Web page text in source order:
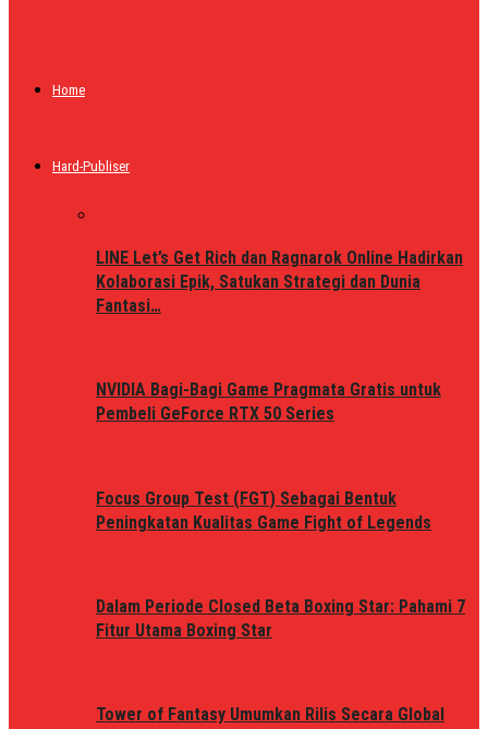
Home
Hard-Publiser
LINE Let’s Get Rich dan Ragnarok Online Hadirkan
Kolaborasi Epik, Satukan Strategi dan Dunia
Fantasi…
NVIDIA Bagi-Bagi Game Pragmata Gratis untuk
Pembeli GeForce RTX 50 Series
Focus Group Test (FGT) Sebagai Bentuk
Peningkatan Kualitas Game Fight of Legends
Dalam Periode Closed Beta Boxing Star: Pahami 7
Fitur Utama Boxing Star
Tower of Fantasy Umumkan Rilis Secara Global